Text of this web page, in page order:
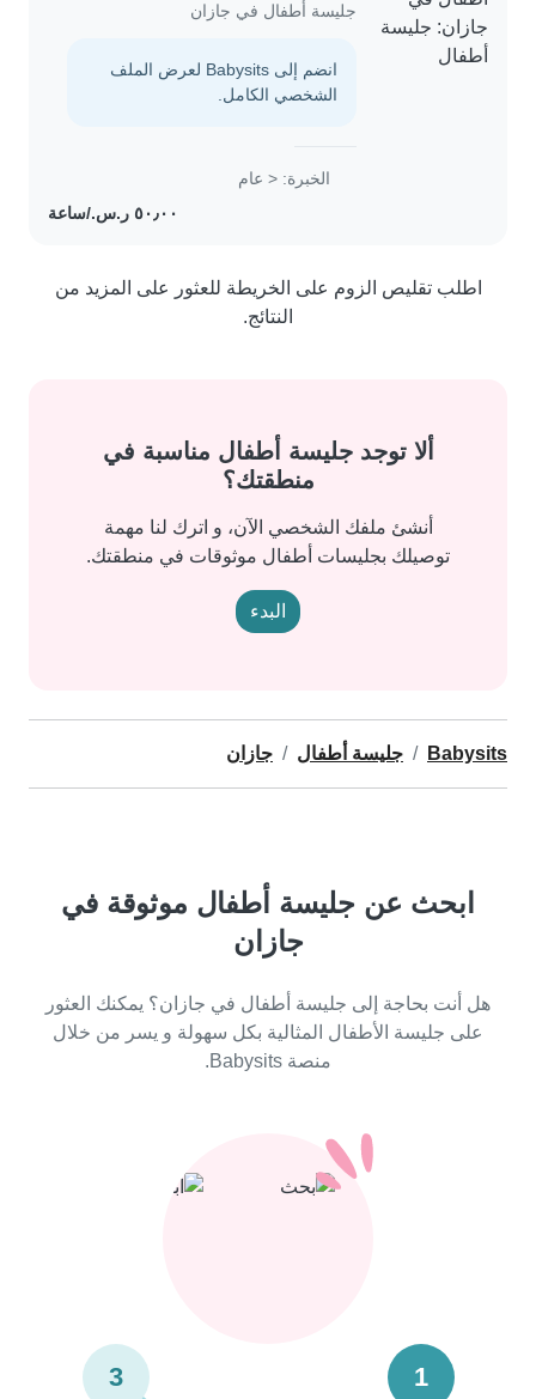
جليسة أطفال في جازان
انضم إلى Babysits لعرض الملف
الشخصي الكامل.
الخبرة: < عام
اطلب تقليص الزوم على الخريطة للعثور على المزيد من
النتائج.
ألا توجد جليسة أطفال مناسبة في
منطقتك؟
أنشئ ملفك الشخصي الآن، و اترك لنا مهمة
توصيلك بجليسات أطفال موثوقات في منطقتك.
البدء
Babysits جليسة أطفال جازان
ابحث عن جليسة أطفال موثوقة في
جازان
هل أنت بحاجة إلى جليسة أطفال في جازان؟ يمكنك العثور
على جليسة الأطفال المثالية بكل سهولة و يسر من خلال
منصة Babysits.
1
3